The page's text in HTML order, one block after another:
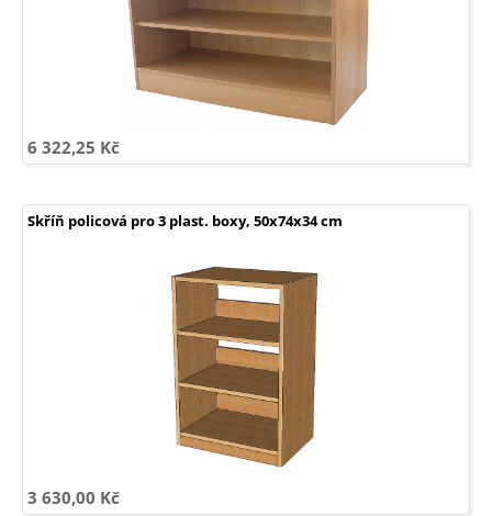
6 322,25 Kč
Skříň policová pro 3 plast. boxy, 50x74x34 cm
3 630,00 Kč